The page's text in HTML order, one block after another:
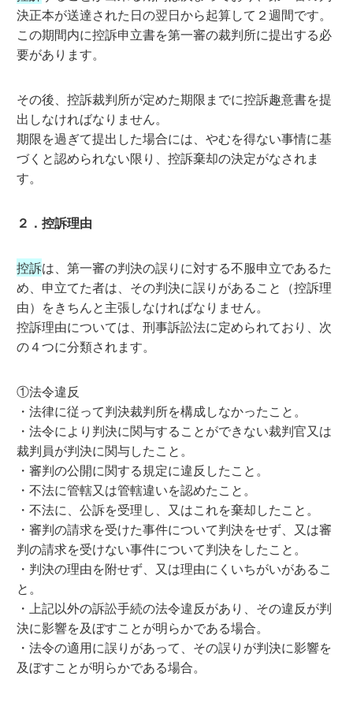
決正本が送達された日の翌日から起算して２週間です。
この期間内に控訴申立書を第一審の裁判所に提出する必
要があります。
その後、控訴裁判所が定めた期限までに控訴趣意書を提
出しなければなりません。
期限を過ぎて提出した場合には、やむを得ない事情に基
づくと認められない限り、控訴棄却の決定がなされま
す。
２．控訴理由
控訴は、第一審の判決の誤りに対する不服申立であるた
め、申立てた者は、その判決に誤りがあること（控訴理
由）をきちんと主張しなければなりません。
控訴理由については、刑事訴訟法に定められており、次
の４つに分類されます。
①法令違反
・法律に従って判決裁判所を構成しなかったこと。
・法令により判決に関与することができない裁判官又は
裁判員が判決に関与したこと。
・審判の公開に関する規定に違反したこと。
・不法に管轄又は管轄違いを認めたこと。
・不法に、公訴を受理し、又はこれを棄却したこと。
・審判の請求を受けた事件について判決をせず、又は審
判の請求を受けない事件について判決をしたこと。
・判決の理由を附せず、又は理由にくいちがいがあるこ
と。
・上記以外の訴訟手続の法令違反があり、その違反が判
決に影響を及ぼすことが明らかである場合。
・法令の適用に誤りがあって、その誤りが判決に影響を
及ぼすことが明らかである場合。